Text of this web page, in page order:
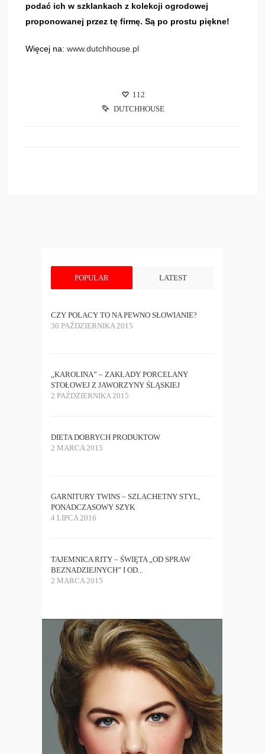
podać ich w szklankach z kolekcji ogrodowej
proponowanej przez tę firmę. Są po prostu piękne!
Więcej na:www.dutchhouse.pl
112
DUTCHHOUSE
POPULAR LATEST
CZY POLACY TO NA PEWNO SŁOWIANIE?
30 PAŹDZIERNIKA 2015
„KAROLINA” – ZAKŁADY PORCELANY
STOŁOWEJ Z JAWORZYNY ŚLĄSKIEJ
2 PAŹDZIERNIKA 2015
DIETA DOBRYCH PRODUKTOW
2 MARCA 2015
GARNITURY TWINS – SZLACHETNY STYL,
PONADCZASOWY SZYK
4 LIPCA 2016
TAJEMNICA RITY – ŚWIĘTA „OD SPRAW
BEZNADZIEJNYCH” I OD...
2 MARCA 2015